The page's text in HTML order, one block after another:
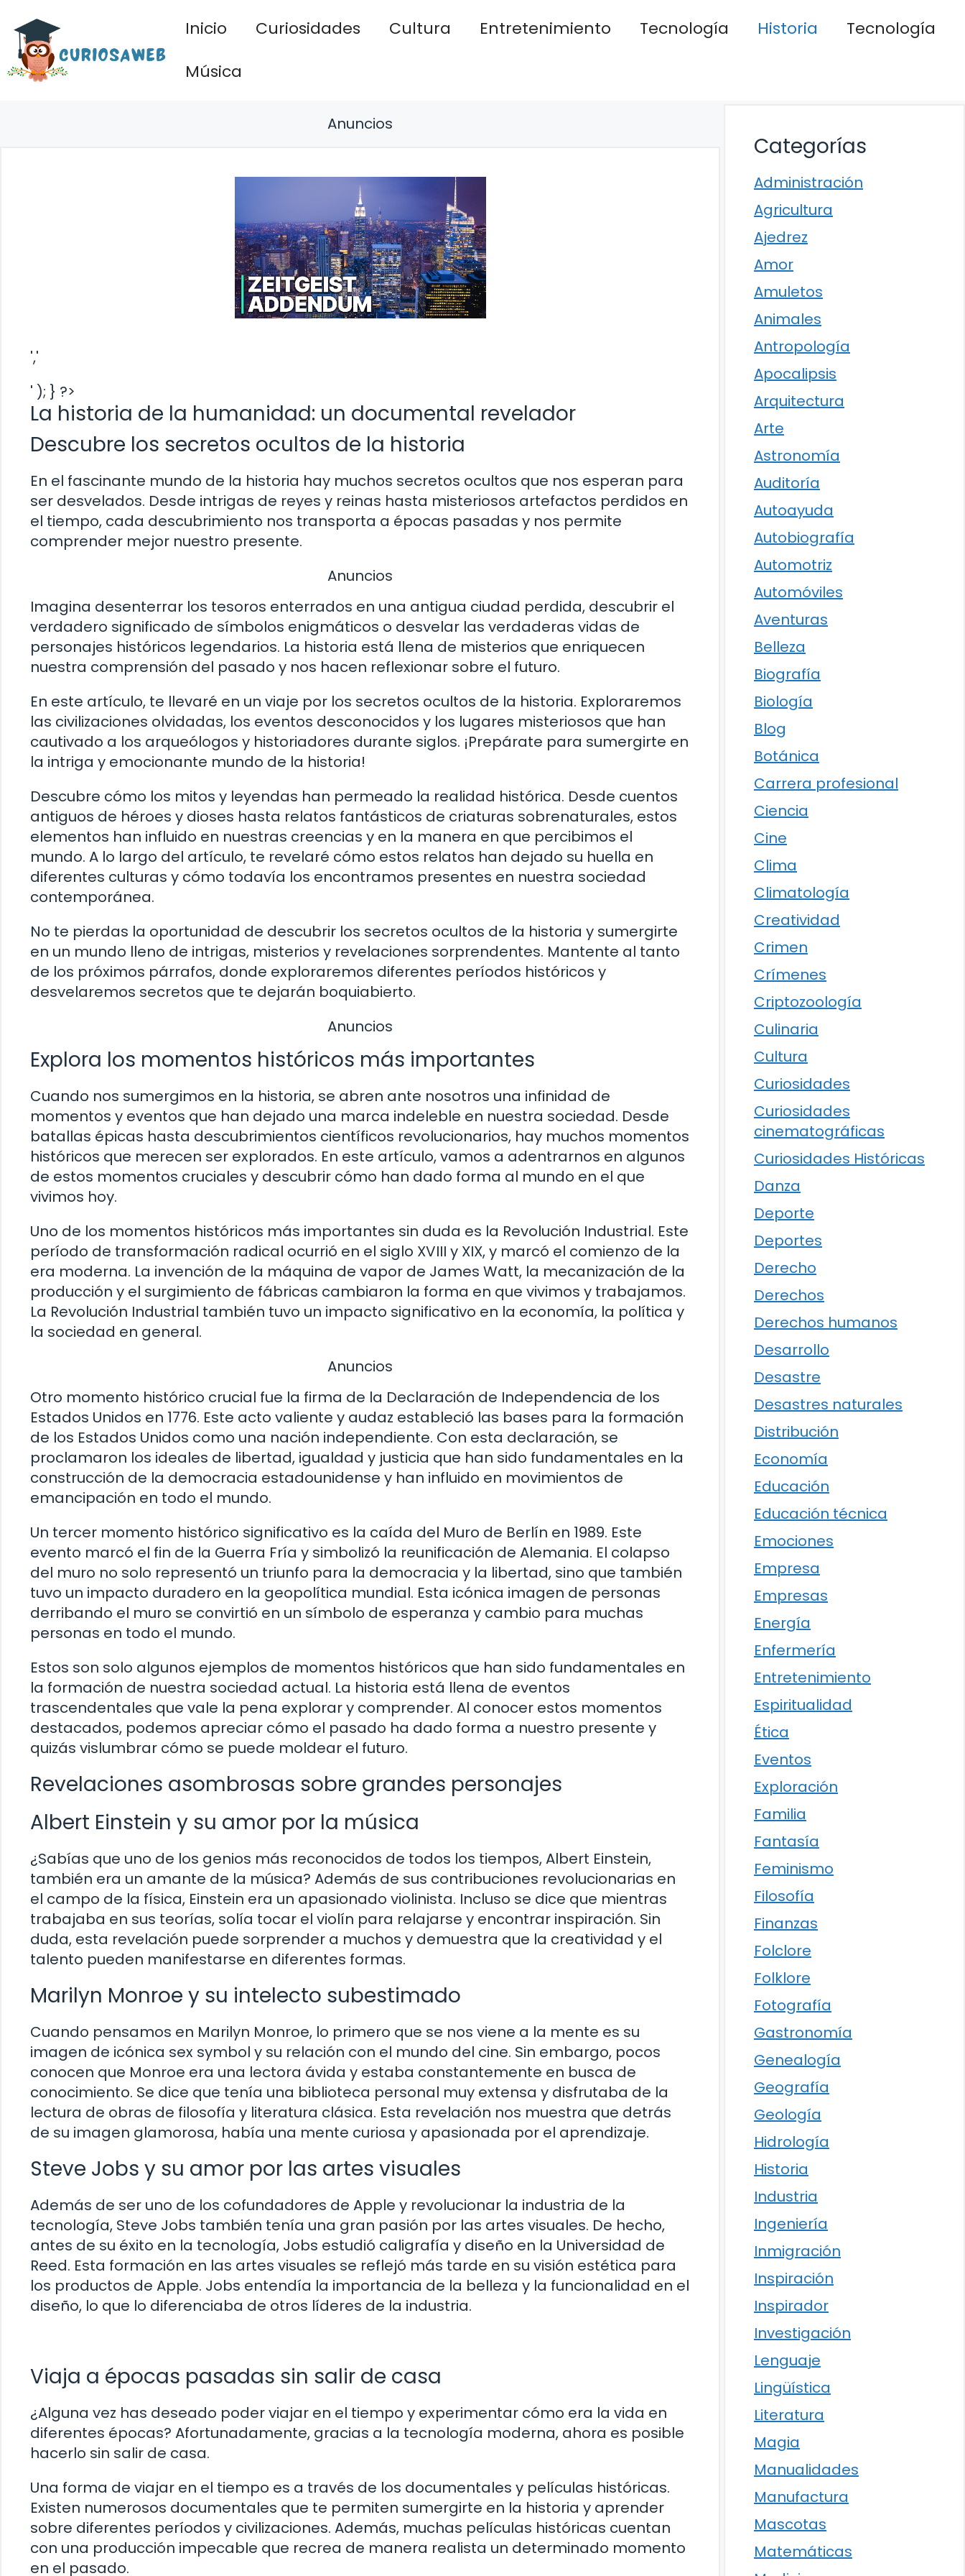
contenido
Inicio Curiosidades Cultura Entretenimiento Tecnología Historia
Tecnología
Música
Anuncios
','
' ); } ?>
La historia de la humanidad: un documental revelador
Descubre los secretos ocultos de la historia
En el fascinante mundo de la historia hay muchos secretos ocultos que nos esperan para
ser desvelados. Desde intrigas de reyes y reinas hasta misteriosos artefactos perdidos en
el tiempo, cada descubrimiento nos transporta a épocas pasadas y nos permite
comprender mejor nuestro presente.
Anuncios
Imagina desenterrar los tesoros enterrados en una antigua ciudad perdida, descubrir el
verdadero significado de símbolos enigmáticos o desvelar las verdaderas vidas de
personajes históricos legendarios. La historia está llena de misterios que enriquecen
nuestra comprensión del pasado y nos hacen reflexionar sobre el futuro.
En este artículo, te llevaré en un viaje por los secretos ocultos de la historia. Exploraremos
las civilizaciones olvidadas, los eventos desconocidos y los lugares misteriosos que han
cautivado a los arqueólogos y historiadores durante siglos. ¡Prepárate para sumergirte en
la intriga y emocionante mundo de la historia!
Descubre cómo los mitos y leyendas han permeado la realidad histórica. Desde cuentos
antiguos de héroes y dioses hasta relatos fantásticos de criaturas sobrenaturales, estos
elementos han influido en nuestras creencias y en la manera en que percibimos el
mundo. A lo largo del artículo, te revelaré cómo estos relatos han dejado su huella en
diferentes culturas y cómo todavía los encontramos presentes en nuestra sociedad
contemporánea.
No te pierdas la oportunidad de descubrir los secretos ocultos de la historia y sumergirte
en un mundo lleno de intrigas, misterios y revelaciones sorprendentes. Mantente al tanto
de los próximos párrafos, donde exploraremos diferentes períodos históricos y
desvelaremos secretos que te dejarán boquiabierto.
Anuncios
Explora los momentos históricos más importantes
Cuando nos sumergimos en la historia, se abren ante nosotros una infinidad de
momentos y eventos que han dejado una marca indeleble en nuestra sociedad. Desde
batallas épicas hasta descubrimientos científicos revolucionarios, hay muchos momentos
históricos que merecen ser explorados. En este artículo, vamos a adentrarnos en algunos
de estos momentos cruciales y descubrir cómo han dado forma al mundo en el que
vivimos hoy.
Uno de los momentos históricos más importantes sin duda es la Revolución Industrial. Este
período de transformación radical ocurrió en el siglo XVIII y XIX, y marcó el comienzo de la
era moderna. La invención de la máquina de vapor de James Watt, la mecanización de la
producción y el surgimiento de fábricas cambiaron la forma en que vivimos y trabajamos.
La Revolución Industrial también tuvo un impacto significativo en la economía, la política y
la sociedad en general.
Anuncios
Otro momento histórico crucial fue la firma de la Declaración de Independencia de los
Estados Unidos en 1776. Este acto valiente y audaz estableció las bases para la formación
de los Estados Unidos como una nación independiente. Con esta declaración, se
proclamaron los ideales de libertad, igualdad y justicia que han sido fundamentales en la
construcción de la democracia estadounidense y han influido en movimientos de
emancipación en todo el mundo.
Un tercer momento histórico significativo es la caída del Muro de Berlín en 1989. Este
evento marcó el fin de la Guerra Fría y simbolizó la reunificación de Alemania. El colapso
del muro no solo representó un triunfo para la democracia y la libertad, sino que también
tuvo un impacto duradero en la geopolítica mundial. Esta icónica imagen de personas
derribando el muro se convirtió en un símbolo de esperanza y cambio para muchas
personas en todo el mundo.
Estos son solo algunos ejemplos de momentos históricos que han sido fundamentales en
la formación de nuestra sociedad actual. La historia está llena de eventos
trascendentales que vale la pena explorar y comprender. Al conocer estos momentos
destacados, podemos apreciar cómo el pasado ha dado forma a nuestro presente y
quizás vislumbrar cómo se puede moldear el futuro.
Revelaciones asombrosas sobre grandes personajes
Albert Einstein y su amor por la música
¿Sabías que uno de los genios más reconocidos de todos los tiempos, Albert Einstein,
también era un amante de la música? Además de sus contribuciones revolucionarias en
el campo de la física, Einstein era un apasionado violinista. Incluso se dice que mientras
trabajaba en sus teorías, solía tocar el violín para relajarse y encontrar inspiración. Sin
duda, esta revelación puede sorprender a muchos y demuestra que la creatividad y el
talento pueden manifestarse en diferentes formas.
Marilyn Monroe y su intelecto subestimado
Cuando pensamos en Marilyn Monroe, lo primero que se nos viene a la mente es su
imagen de icónica sex symbol y su relación con el mundo del cine. Sin embargo, pocos
conocen que Monroe era una lectora ávida y estaba constantemente en busca de
conocimiento. Se dice que tenía una biblioteca personal muy extensa y disfrutaba de la
lectura de obras de filosofía y literatura clásica. Esta revelación nos muestra que detrás
de su imagen glamorosa, había una mente curiosa y apasionada por el aprendizaje.
Steve Jobs y su amor por las artes visuales
Además de ser uno de los cofundadores de Apple y revolucionar la industria de la
tecnología, Steve Jobs también tenía una gran pasión por las artes visuales. De hecho,
antes de su éxito en la tecnología, Jobs estudió caligrafía y diseño en la Universidad de
Reed. Esta formación en las artes visuales se reflejó más tarde en su visión estética para
los productos de Apple. Jobs entendía la importancia de la belleza y la funcionalidad en el
diseño, lo que lo diferenciaba de otros líderes de la industria.
Viaja a épocas pasadas sin salir de casa
¿Alguna vez has deseado poder viajar en el tiempo y experimentar cómo era la vida en
diferentes épocas? Afortunadamente, gracias a la tecnología moderna, ahora es posible
hacerlo sin salir de casa.
Una forma de viajar en el tiempo es a través de los documentales y películas históricas.
Existen numerosos documentales que te permiten sumergirte en la historia y aprender
sobre diferentes períodos y civilizaciones. Además, muchas películas históricas cuentan
con una producción impecable que recrea de manera realista un determinado momento
en el pasado.
Categorías
Administración
Agricultura
Ajedrez
Amor
Amuletos
Animales
Antropología
Apocalipsis
Arquitectura
Arte
Astronomía
Auditoría
Autoayuda
Autobiografía
Automotriz
Automóviles
Aventuras
Belleza
Biografía
Biología
Blog
Botánica
Carrera profesional
Ciencia
Cine
Clima
Climatología
Creatividad
Crimen
Crímenes
Criptozoología
Culinaria
Cultura
Curiosidades
Curiosidades
cinematográficas
Curiosidades Históricas
Danza
Deporte
Deportes
Derecho
Derechos
Derechos humanos
Desarrollo
Desastre
Desastres naturales
Distribución
Economía
Educación
Educación técnica
Emociones
Empresa
Empresas
Energía
Enfermería
Entretenimiento
Espiritualidad
Ética
Eventos
Exploración
Familia
Fantasía
Feminismo
Filosofía
Finanzas
Folclore
Folklore
Fotografía
Gastronomía
Genealogía
Geografía
Geología
Hidrología
Historia
Industria
Ingeniería
Inmigración
Inspiración
Inspirador
Investigación
Lenguaje
Lingüística
Literatura
Magia
Manualidades
Manufactura
Mascotas
Matemáticas